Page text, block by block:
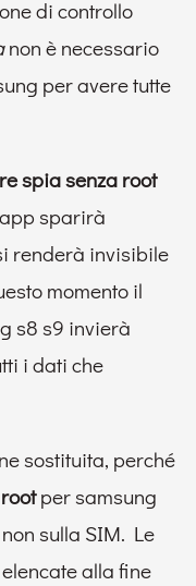
di controllo
non è necessario
per avere tutte
spia senza root
sparirà
renderà invisibile
momento il
s8 s9 invierà
i dati che
sostituita, perché
per samsung
sulla SIM. Le
alla fine